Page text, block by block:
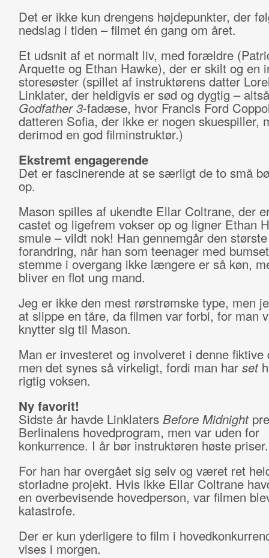
Det er ikke kun drengens højdepunkter, der
nedslag i tiden – filmet én gang om året.
Et udsnit af et normalt liv, med forældre
Arquette og Ethan Hawke), der er skilt og en
storesøster (spillet af instruktørens datter
Linklater, der heldigvis er sød og dygtig –
Godfather 3-fadæse, hvor Francis Ford
datteren Sofia, der ikke er nogen skuespiller,
derimod en god filminstruktør.)
Ekstremt engagerende
Det er fascinerende at se særligt de to små
op.
Mason spilles af ukendte Ellar Coltrane, der
castet og ligefrem vokser op og ligner Ethan
smule – vildt nok! Han gennemgår den største
forandring, når han som teenager med
stemme i overgang ikke længere er så køn,
bliver en flot ung mand.
Jeg er ikke den mest rørstrømske type, men
at slippe en tåre, da filmen var forbi, for man
knytter sig til Mason.
Man er investeret og involveret i denne fiktive
men det synes så virkeligt, fordi man har set
rigtig voksen.
Ny favorit!
Sidste år havde Linklaters Before Midnight
Berlinalens hovedprogram, men var uden for
konkurrence. I år bør instruktøren høste priser.
For han har overgået sig selv og været ret
storladne projekt. Hvis ikke Ellar Coltrane
en overbevisende hovedperson, var filmen
katastrofe.
Der er kun yderligere to film i
vises i morgen.